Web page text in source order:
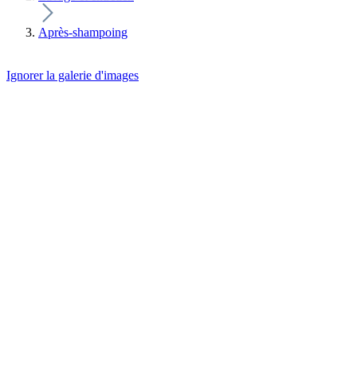
Après-shampoing
Ignorer la galerie d'images